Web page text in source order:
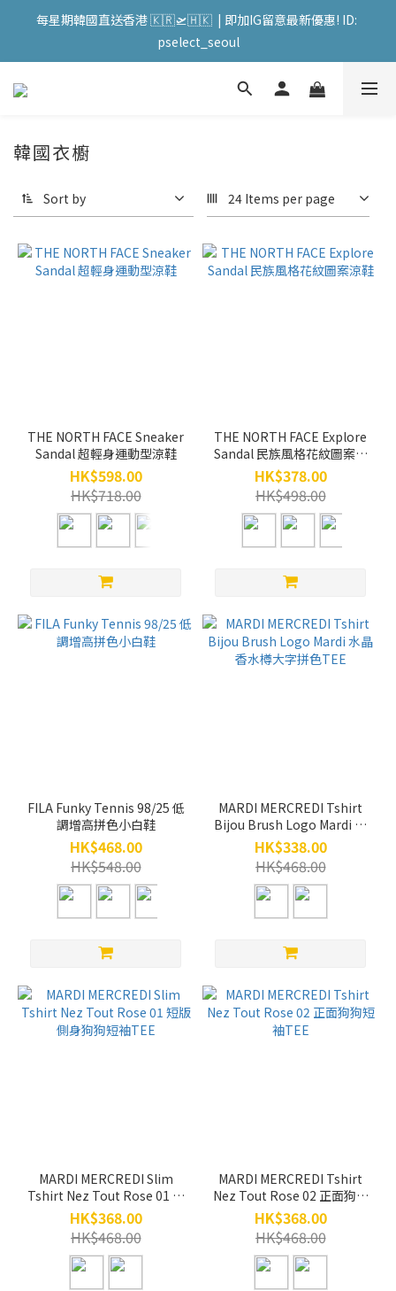
會員購物滿HKD599寄送 順豐站 / 順便智能櫃 免運費! (果汁/韓國
被/直播商品除外) | FACEBOOK: PATC遊走泡菜國
每星期韓國直送香港 🇰🇷🛫🇭🇰  | 即加IG留意最新優惠! ID:
pselect_seoul
會員購物滿HKD599寄送 順豐站 / 順便智能櫃 免運費! (果汁/韓國
韓國衣櫥
Sort by 24 Items per page
THE NORTH FACE Sneaker
Sandal 超輕身運動型涼鞋
HK$598.00
HK$718.00
THE NORTH FACE Explore
Sandal 民族風格花紋圖案涼
鞋
HK$378.00
HK$498.00
FILA Funky Tennis 98/25 低
調增高拼色小白鞋
HK$468.00
HK$548.00
MARDI MERCREDI Tshirt
Bijou Brush Logo Mardi 水
晶香水樽大字拼色TEE
HK$338.00
HK$468.00
MARDI MERCREDI Slim
Tshirt Nez Tout Rose 01 短
版側身狗狗短袖TEE
HK$368.00
HK$468.00
MARDI MERCREDI Tshirt
Nez Tout Rose 02 正面狗狗
短袖TEE
HK$368.00
HK$468.00